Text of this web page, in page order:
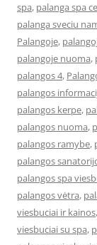
spa, palanga spa
palanga sveciu
Palangoje,
palangoje nuoma,
palangos 4,
palangos
palangos kerpe,
palangos nuoma,
palangos ramybe,
palangos
palangos spa
palangos vėtra,
viesbuciai ir kainos,
viesbuciai su spa,